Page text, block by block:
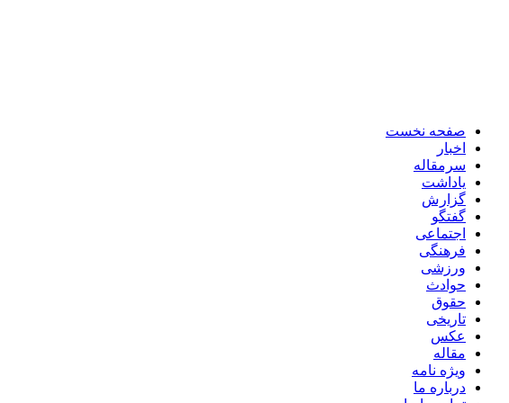
صفحه نخست
اخبار
سرمقاله
یاداشت
گزارش
گفتگو
اجتماعی
فرهنگی
ورزشی
حوادث
حقوق
تاریخی
عکس
مقاله
ویژه نامه
درباره ما